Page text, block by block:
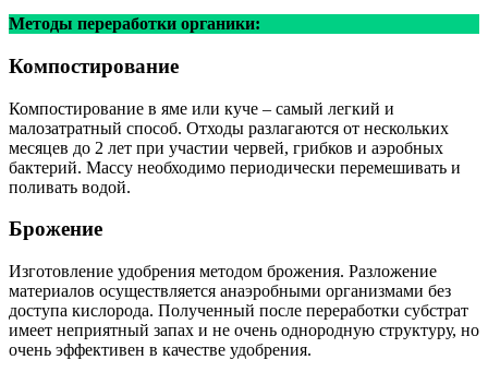
Методы переработки органики:
Компостирование
Компостирование в яме или куче – самый легкий и
малозатратный способ. Отходы разлагаются от нескольких
месяцев до 2 лет при участии червей, грибков и аэробных
бактерий. Массу необходимо периодически перемешивать и
поливать водой.
Брожение
Изготовление удобрения методом брожения. Разложение
материалов осуществляется анаэробными организмами без
доступа кислорода. Полученный после переработки субстрат
имеет неприятный запах и не очень однородную структуру, но
очень эффективен в качестве удобрения.